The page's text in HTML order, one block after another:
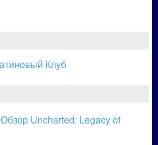
Обзор Uncharted: Legacy of